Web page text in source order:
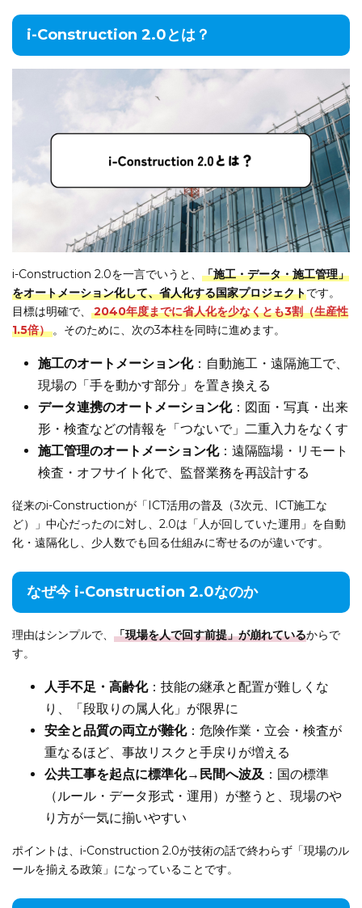
i-Construction 2.0とは？
i-Construction 2.0を一言でいうと、 「施工・データ・施工管理」
をオートメーション化して、省人化する国家プロジェクトです。
目標は明確で、
2040年度までに省人化を少なくとも3割（生産性
1.5倍）。そのために、次の3本柱を同時に進めます。
施工のオートメーション化：自動施工・遠隔施工で、
現場の「手を動かす部分」を置き換える
データ連携のオートメーション化：図面・写真・出来
形・検査などの情報を「つないで」二重入力をなくす
施工管理のオートメーション化：遠隔臨場・リモート
検査・オフサイト化で、監督業務を再設計する
従来のi-Constructionが「ICT活用の普及（3次元、ICT施工な
ど）」中心だったのに対し、2.0は「人が回していた運用」を自動
化・遠隔化し、少人数でも回る仕組みに寄せるのが違いです。
なぜ今 i-Construction 2.0なのか
理由はシンプルで、 「現場を人で回す前提」が崩れているからで
す。
人手不足・高齢化：技能の継承と配置が難しくな
り、「段取りの属人化」が限界に
安全と品質の両立が難化：危険作業・立会・検査が
重なるほど、事故リスクと手戻りが増える
公共工事を起点に標準化→民間へ波及 ：国の標準
（ルール・データ形式・運用）が整うと、現場のや
り方が一気に揃いやすい
ポイントは、i-Construction 2.0が技術の話で終わらず「現場のル
ールを揃える政策」になっていることです。